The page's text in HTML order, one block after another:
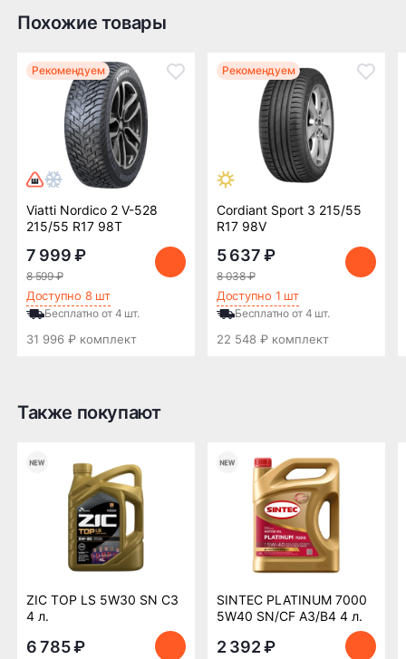
Новгороде —
ПОДРОБНЕЕ ОБ ДОСТАВКЕ
Оплата заказа
Возможна картой, наличными при получении,
также доступно оформление кредита и
формирование счёта для Юр.Лица
ПОДРОБНЕЕ ОБ ОПЛАТЕ
Похожие товары
Рекомендуем
Viatti Nordico 2 V-528
215/55 R17 98T
8 599 ₽
7 999 ₽
Доступно 8 шт
Бесплатно от 4 шт.
31 996 ₽ комплект
Рекомендуем
Cordiant Sport 3 215/55
R17 98V
8 038 ₽
5 637 ₽
Доступно 1 шт
Бесплатно от 4 шт.
22 548 ₽ комплект
Также покупают
ZIC TOP LS 5W30 SN C3
4 л.
6 785 ₽
SINTEC PLATINUM 7000
5W40 SN/CF A3/B4 4 л.
2 392 ₽